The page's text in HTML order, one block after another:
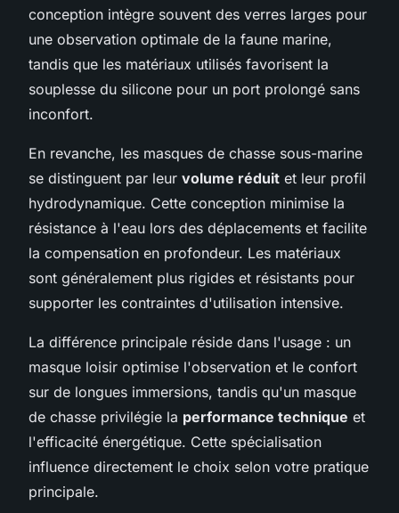
conception intègre souvent des verres larges pour
une observation optimale de la faune marine,
tandis que les matériaux utilisés favorisent la
souplesse du silicone pour un port prolongé sans
inconfort.
En revanche, les masques de chasse sous-marine
se distinguent par leur volume réduit et leur profil
hydrodynamique. Cette conception minimise la
résistance à l'eau lors des déplacements et facilite
la compensation en profondeur. Les matériaux
sont généralement plus rigides et résistants pour
supporter les contraintes d'utilisation intensive.
La différence principale réside dans l'usage : un
masque loisir optimise l'observation et le confort
sur de longues immersions, tandis qu'un masque
de chasse privilégie la performance technique et
l'efficacité énergétique. Cette spécialisation
influence directement le choix selon votre pratique
principale.